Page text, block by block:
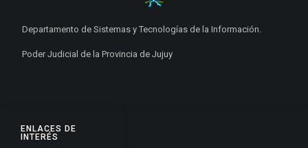
ENLACES DE
INTERÉS
Departamento de Sistemas y Tecnologías de la Información.
Poder Judicial de la Provincia de Jujuy